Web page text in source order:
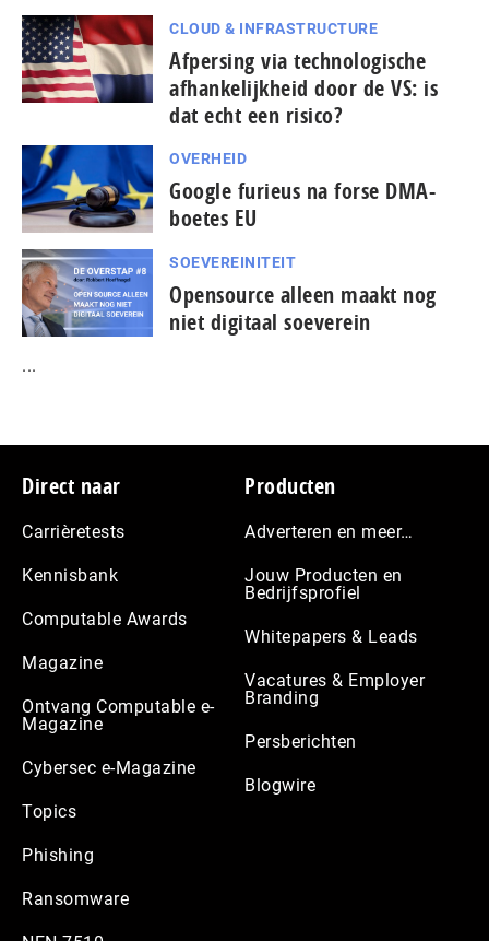
CLOUD & INFRASTRUCTURE
Afpersing via technologische
afhankelijkheid door de VS: is
dat echt een risico?
OVERHEID
Google furieus na forse DMA-
boetes EU
SOEVEREINITEIT
Opensource alleen maakt nog
niet digitaal soeverein
...
Footer
Direct naar
Carrièretests
Kennisbank
Computable Awards
Magazine
Ontvang Computable e-
Magazine
Cybersec e-Magazine
Topics
Phishing
Ransomware
Producten
Adverteren en meer…
Jouw Producten en
Bedrijfsprofiel
Whitepapers & Leads
Vacatures & Employer
Branding
Persberichten
Blogwire